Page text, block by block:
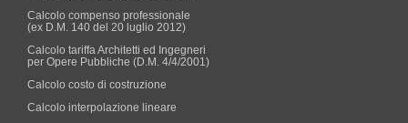
Calcolo compenso professionale
(ex D.M. 140 del 20 luglio 2012)
Calcolo tariffa Architetti ed Ingegneri
per Opere Pubbliche (D.M. 4/4/2001)
Calcolo costo di costruzione
Calcolo interpolazione lineare